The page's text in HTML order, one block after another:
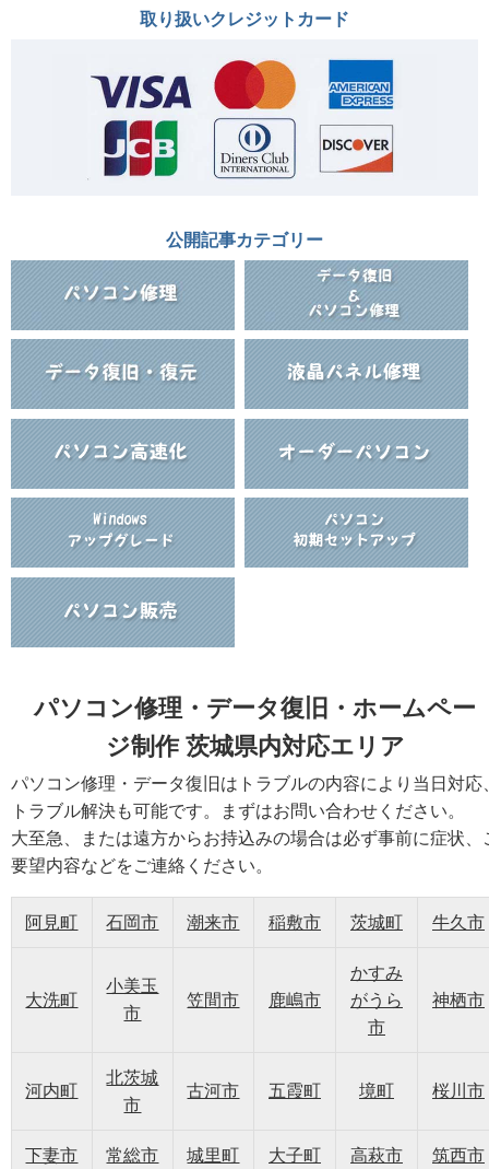
取り扱いクレジットカード
公開記事カテゴリー
パソコン修理・データ復旧・ホームペー
ジ制作 茨城県内対応エリア
パソコン修理・データ復旧はトラブルの内容により当日対応
トラブル解決も可能です。まずはお問い合わせください。
大至急、または遠方からお持込みの場合は必ず事前に症状、
要望内容などをご連絡ください。
阿見町 石岡市 潮来市 稲敷市 茨城町 牛久市
大洗町
小美玉
市
笠間市 鹿嶋市
かすみ
がうら
市
神栖市
河内町
北茨城
市
古河市 五霞町 境町 桜川市
下妻市 常総市 城里町 大子町 高萩市 筑西市